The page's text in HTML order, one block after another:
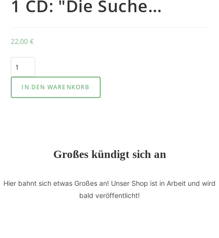
1 CD: "Die Suche…
22,00€
CD:
"Die
Suche
IN DEN WARENKORB
Großes kündigt sich an
Hier bahnt sich etwas Großes an! Unser Shop ist in Arbeit und wird
bald veröffentlicht!